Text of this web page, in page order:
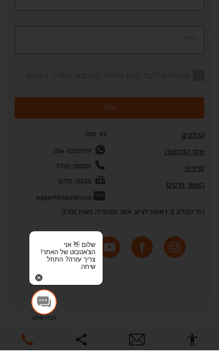
שלח
קטלוגים
אתר ההזמנות
סניפים
השאר פרטים
צור קשר:
054-5202929
0732-310310
0732-310311
support@bluran.co.il
רח' המדע 2, ראשון לציון, אזור תעשייה מעוין שורק
שלום 👋 אני
הצ'אטבוט של האתר!
צריך עזרה? התחל
שיחה.